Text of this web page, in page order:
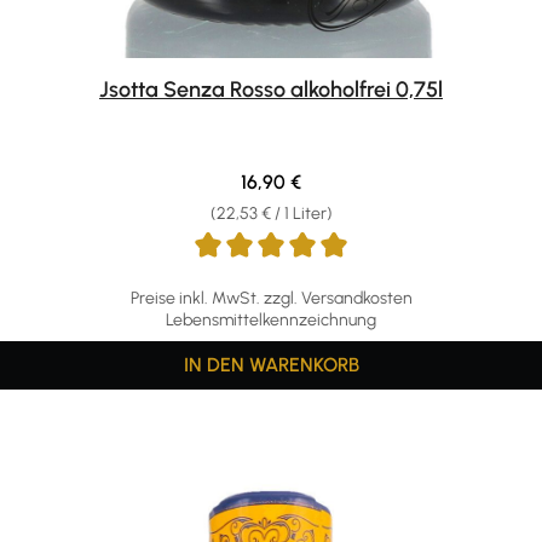
Jsotta Senza Rosso alkoholfrei 0,75l
Preise inkl. MwSt. zzgl. Versandkosten
Lebensmittelkennzeichnung
(22,53 € / 1 Liter)
Regulärer Preis:
16,90 €
IN DEN WARENKORB